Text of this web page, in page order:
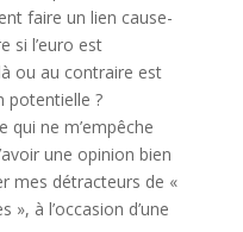
faire un lien cause-
si l’euro est
ou au contraire est
potentielle ?
qui ne m’empêche
une opinion bien
mes détracteurs de «
», à l’occasion d’une